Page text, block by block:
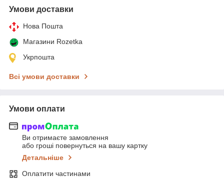
Умови доставки
Нова Пошта
Магазини Rozetka
Укрпошта
Всі умови доставки
Умови оплати
Ви отримаєте замовлення
або гроші повернуться на вашу картку
Детальніше
Оплатити частинами